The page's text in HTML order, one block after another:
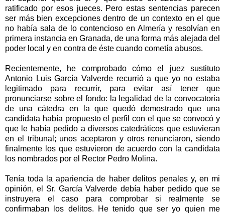
ratificado por esos jueces. Pero estas sentencias parecen
ser más bien excepciones dentro de un contexto en el que
no había sala de lo contencioso en Almería y resolvían en
primera instancia en Granada, de una forma más alejada del
poder local y en contra de éste cuando cometía abusos.
Recientemente, he comprobado cómo el juez sustituto
Antonio Luis García Valverde recurrió a que yo no estaba
legitimado para recurrir, para evitar así tener que
pronunciarse sobre el fondo: la legalidad de la convocatoria
de una cátedra en la que quedó demostrado que una
candidata había propuesto el perfil con el que se convocó y
que le había pedido a diversos catedráticos que estuvieran
en el tribunal; unos aceptaron y otros renunciaron, siendo
finalmente los que estuvieron de acuerdo con la candidata
los nombrados por el Rector Pedro Molina.
Tenía toda la apariencia de haber delitos penales y, en mi
opinión, el Sr. García Valverde debía haber pedido que se
instruyera el caso para comprobar si realmente se
confirmaban los delitos. He tenido que ser yo quien me